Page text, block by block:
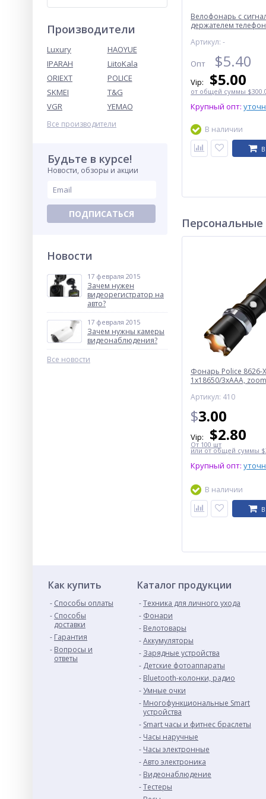
Производители
Luxury
HAOYUE
IPARAH
LiitoKala
ORIEXT
POLICE
SKMEI
T&G
VGR
YEMAO
Все производители
Будьте в курсе!
Новости, обзоры и акции
ПОДПИСАТЬСЯ
Новости
17 февраля 2015
Зачем нужен
видеорегистратор на
авто?
17 февраля 2015
Зачем нужны камеры
видеонаблюдения?
Все новости
Велофонарь с
держателем
3LM, ЗУ micro USB,
аккумулятор
Артикул: -
Опт $5.40
Vip: $5.00
от общей суммы
Крупный опт:
В наличии
Фонарь Police 8626-
1х18650/3xAAA,
Артикул: 410
$3.00
Vip: $2.80
От 100 шт
или от общей суммы
Крупный опт:
В наличии
Как купить
Способы оплаты
Способы
доставки
Гарантия
Вопросы и
ответы
Каталог продукции
Техника для личного ухода
Фонари
Велотовары
Аккумуляторы
Зарядные устройства
Детские фотоаппараты
Bluetooth-колонки, радио
Умные очки
Многофункциональные Smart
устройства
Smart часы и фитнес браслеты
Часы наручные
Часы электронные
Авто электроника
Видеонаблюдение
Тестеры